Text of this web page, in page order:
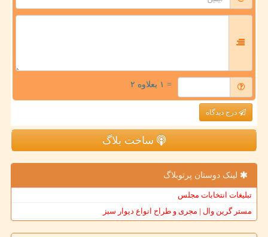
= ۱ بعلاوه ۲
درج دیدگاه
ساخت بلاگ
لینک دوستان پرتوبلاگ
تبلیغات انتخابات مجلس
مستر گرین وال | مجری و طراح انواع دیوار سبز